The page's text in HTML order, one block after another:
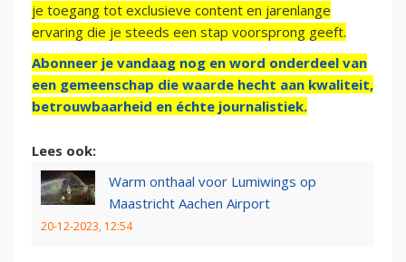
je toegang tot exclusieve content en jarenlange
ervaring die je steeds een stap voorsprong geeft.
Abonneer je vandaag nog en word onderdeel van
een gemeenschap die waarde hecht aan kwaliteit,
betrouwbaarheid en échte journalistiek.
Lees ook:
Warm onthaal voor Lumiwings op
Maastricht Aachen Airport
20-12-2023, 12:54